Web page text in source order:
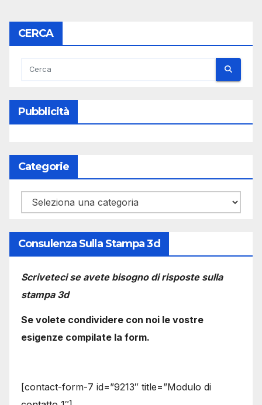
CERCA
Pubblicità
Categorie
Categorie
Consulenza Sulla Stampa 3d
Scriveteci se avete bisogno di risposte sulla
stampa 3d
Se volete condividere con noi le vostre
esigenze compilate la form.
[contact-form-7 id=”9213″ title=”Modulo di